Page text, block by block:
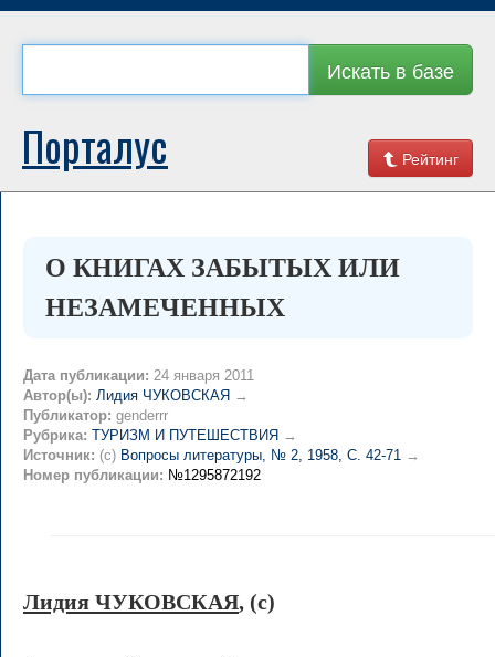
Искать в базе
Рейтинг
Порталус
О КНИГАХ ЗАБЫТЫХ ИЛИ
НЕЗАМЕЧЕННЫХ
Дата публикации: 24 января 2011
Автор(ы): Лидия ЧУКОВСКАЯ →
Публикатор: genderrr
Рубрика: ТУРИЗМ И ПУТЕШЕСТВИЯ →
Источник: (c) Вопросы литературы, № 2, 1958, C. 42-71 →
Номер публикации: №1295872192
Лидия ЧУКОВСКАЯ, (c)